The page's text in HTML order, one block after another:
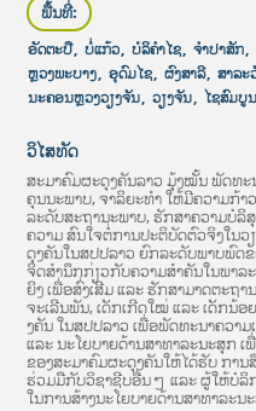
ພື້ນທີ່:
ອັດຕະປື, ບໍ່ແກ້ວ, ບໍລິຄໍາໄຊ, ຈໍາປາສັກ,
ຫຼວງພະບາງ, ອຸດົມໄຊ, ຜົງສາລີ, ສາລະ
ນະຄອນຫຼວງວຽງຈັນ, ວຽງຈັນ, ໄຊສົມບູນ
ວິໄສທັດ
ສະມາຄົມຜະດຸງຄັນລາວ ມຸ້ງໝັ້ນ ພັດທະ
ຄຸນນະພາບ, ຈາລິຍະທໍາ ໃຫ້ມີຄວາມກ້
ລະດັບສະຖານະພາບ, ຮັກສາຄວາມບໍລິ
ຄວາມ ສົນໃຈຕໍ່ການປະຕິບັດຕົວຈິງໃນວ
ດຸງຄັນໃນສປປລາວ ຍົກລະດັບພາບພົດ
ຈິດສຳນຶກກ່ຽວກັບຄວາມສຳຄັນໃນພາລ
ຍິງ ເພື່ອສົ່ງເສີມ ແລະ ຮັກສາມາດຕະຖ
ຈະເລີນພັນ, ເດັກເກີດໃໝ່ ແລະ ເດັກນ້
ງຄັນ ໃນສປປລາວ ເພື່ອພັດທະນາຄວາ
ແລະ ນະໂຍບາຍດ້ານສາທາລະນະສຸກ ເ
ຂອງສະມາຄົມຜະດຸງຄັນໃຫ້ໄດ້ຮັບ ກາ
ຮ່ວມມືກັບວິຊາຊີບອື່ນໆ ແລະ ຜູ້ໃຫ້ບໍລິ
ໃນການສ້າງນະໂຍບາຍດ້ານສາທາລະນ